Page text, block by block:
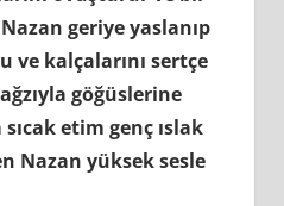
geriye yaslanıp
ve kalçalarını sertçe
göğüslerine
etim genç ıslak
Nazan yüksek sesle